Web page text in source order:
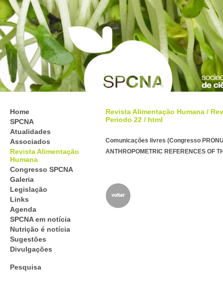
Home
SPCNA
Atualidades
Associados
Revista Alimentação
Humana
Congresso SPCNA
Galeria
Legislação
Links
Agenda
SPCNA em notícia
Nutrição é notícia
Sugestões
Divulgações
Pesquisa
Revista Alimentação Humana /
Periodo 22 / html
Comunicações livres (Congresso
ANTHROPOMETRIC REFERENCES OF